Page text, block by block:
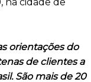
orientações do
de clientes a
São mais de 20